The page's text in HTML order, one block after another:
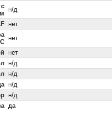
н/д
нет
нет
нет
н/д
н/д
н/д
н/д
да